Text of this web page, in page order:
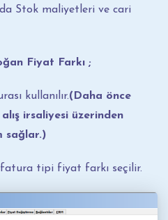
Stok maliyetleri ve cari
Fiyat Farkı ;
kullanılır.(Daha önce
irsaliyesi üzerinden
sağlar.)
tipi fiyat farkı seçilir.